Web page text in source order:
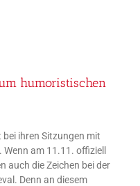
humoristischen
ihren Sitzungen mit
am 11.11. offiziell
auch die Zeichen bei der
Denn an diesem